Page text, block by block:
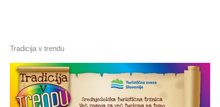
Tradicija v trendu